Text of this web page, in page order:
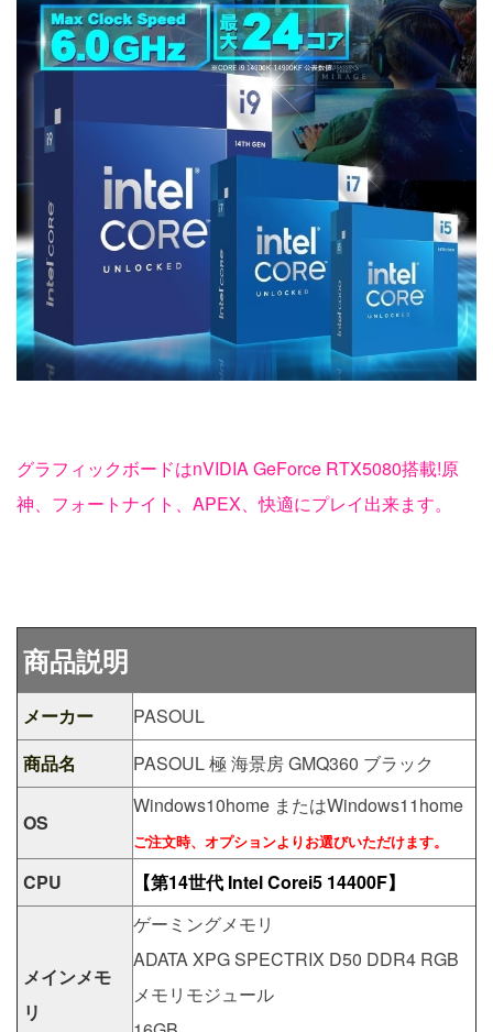
グラフィックボードはnVIDIA GeForce RTX5080搭載!原
神、フォートナイト、APEX、快適にプレイ出来ます。
商品説明
メーカー
PASOUL
商品名
PASOUL 極 海景房 GMQ360 ブラック
OS
Windows10home またはWindows11home
ご注文時、オプションよりお選びいただけます。
CPU 【第14世代 Intel Corei5 14400F】
メインメモ
リ
ゲーミングメモリ
ADATA XPG SPECTRIX D50 DDR4 RGB
メモリモジュール